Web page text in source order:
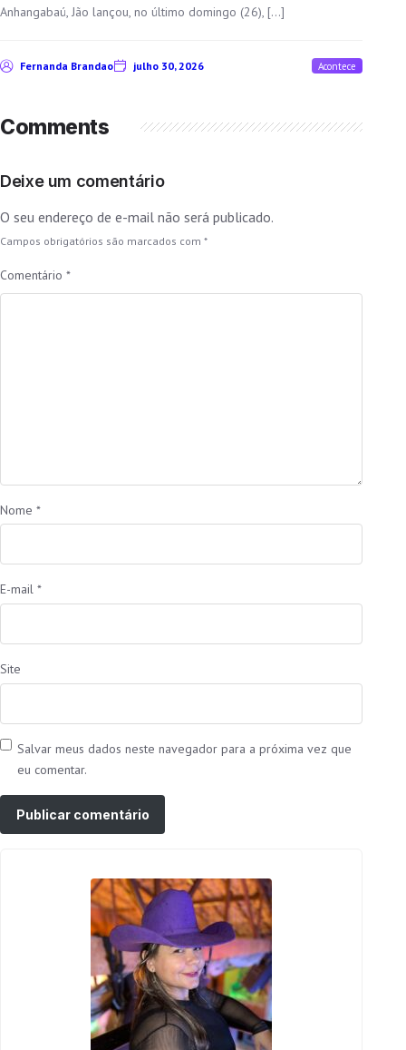
Anhangabaú, Jão lançou, no último domingo (26), […]
Fernanda Brandao julho 30, 2026 Acontece
Comments
Deixe um comentário
O seu endereço de e-mail não será publicado.
Campos obrigatórios são marcados com *
Comentário *
Nome *
E-mail *
Site
Salvar meus dados neste navegador para a próxima vez que
eu comentar.